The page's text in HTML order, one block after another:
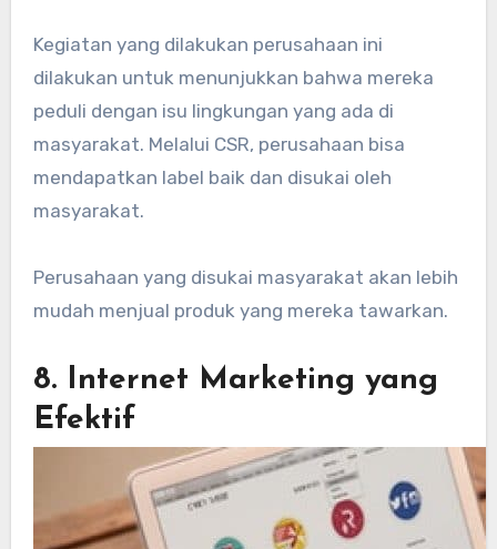
Kegiatan yang dilakukan perusahaan ini
dilakukan untuk menunjukkan bahwa mereka
peduli dengan isu lingkungan yang ada di
masyarakat. Melalui CSR, perusahaan bisa
mendapatkan label baik dan disukai oleh
masyarakat.
Perusahaan yang disukai masyarakat akan lebih
mudah menjual produk yang mereka tawarkan.
8. Internet Marketing yang
Efektif